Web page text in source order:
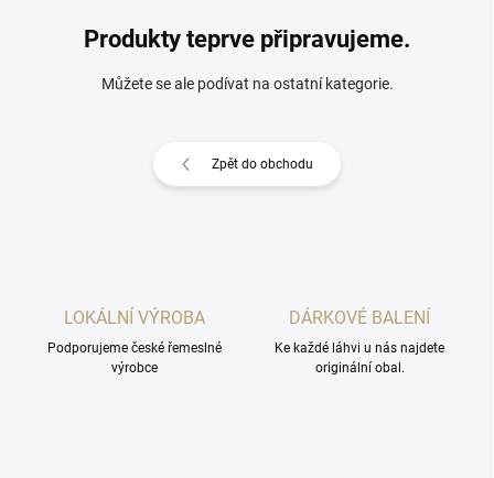
Produkty teprve připravujeme.
Můžete se ale podívat na ostatní kategorie.
Zpět do obchodu
LOKÁLNÍ VÝROBA
Podporujeme české řemeslné
výrobce
DÁRKOVÉ BALENÍ
Ke každé láhvi u nás najdete
originální obal.